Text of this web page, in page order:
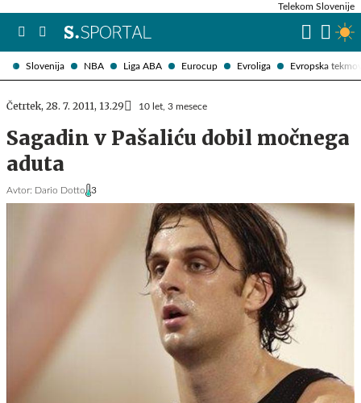
Slovenija NBA Liga ABA Eurocup Evroliga Evropska
Telekom Slovenije
Četrtek, 28. 7. 2011, 13.29 10 let, 3 mesece
Sagadin v Pašaliću dobil močnega
aduta
Avtor: Dario Dotto 3